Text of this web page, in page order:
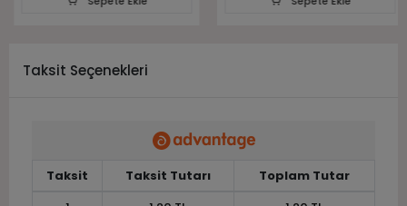
Taksit Seçenekleri
Taksit Taksit Tutarı
Toplam Tutar